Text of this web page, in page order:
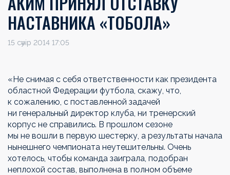
НАСТАВНИКА «ТОБОЛА»
15 сәуір 2014 17:05
«Не снимая с себя ответственности как президента
областной Федерации футбола, скажу, что,
к сожалению, с поставленной задачей
ни генеральный директор клуба, ни тренерский
корпус не справились. В прошлом сезоне
мы не вошли в первую шестерку, а результаты начала
нынешнего чемпионата неутешительны. Очень
хотелось, чтобы команда заиграла, подобран
неплохой состав, выполнена в полном объеме